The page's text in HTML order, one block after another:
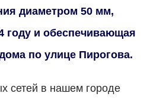
диаметром 50 мм,
году и обеспечивающая
по улице Пирогова.
сетей в нашем городе